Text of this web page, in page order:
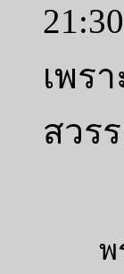
เพร
สวร
พ